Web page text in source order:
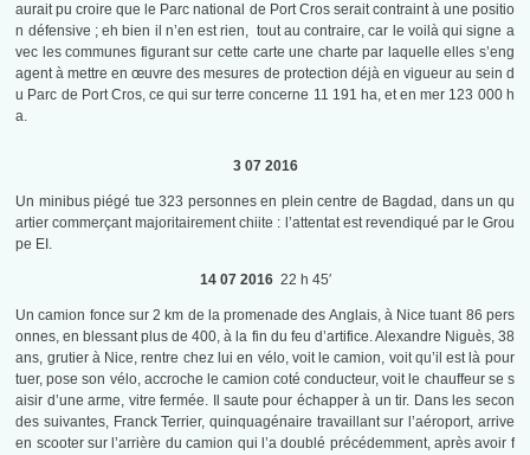
aurait pu croire que le Parc national de Port Cros serait contraint à une positio
n défensive ; eh bien il n’en est rien, tout au contraire, car le voilà qui signe a
vec les communes figurant sur cette carte une charte par laquelle elles s’eng
agent à mettre en œuvre des mesures de protection déjà en vigueur au sein d
u Parc de Port Cros, ce qui sur terre concerne 11 191 ha, et en mer 123 000 h
a.
3 07 2016
Un minibus piégé tue 323 personnes en plein centre de Bagdad, dans un qu
artier commerçant majoritairement chiite : l’attentat est revendiqué par le Grou
pe EI.
14 07 201622 h 45′
Un camion fonce sur 2 km de la promenade des Anglais, à Nice tuant 86 pers
onnes, en blessant plus de 400, à la fin du feu d’artifice. Alexandre Niguès, 38
ans, grutier à Nice, rentre chez lui en vélo, voit le camion, voit qu’il est là pour
tuer, pose son vélo, accroche le camion coté conducteur, voit le chauffeur se s
aisir d’une arme, vitre fermée. Il saute pour échapper à un tir. Dans les secon
des suivantes, Franck Terrier, quinquagénaire travaillant sur l’aéroport, arrive
en scooter sur l’arrière du camion qui l’a doublé précédemment, après avoir f